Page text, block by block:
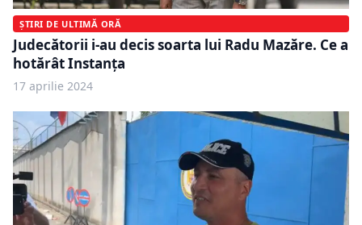
ȘTIRI DE ULTIMĂ ORĂ
Judecătorii i-au decis soarta lui Radu Mazăre. Ce a
hotărât Instanța
17 aprilie 2024